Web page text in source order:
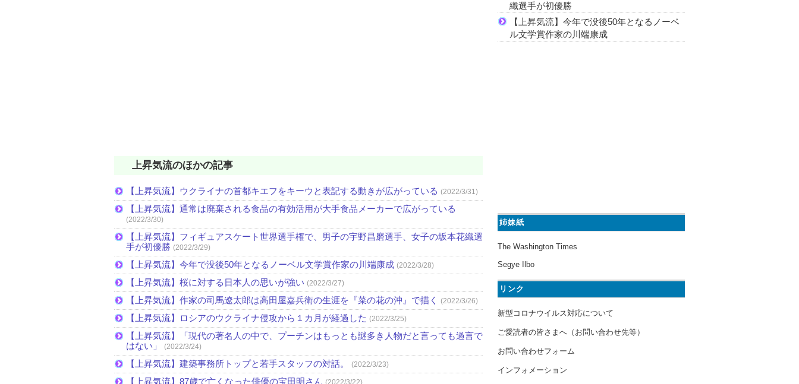
上昇気流のほかの記事
【上昇気流】ウクライナの首都キエフをキーウと表記する動きが広がっている (2022/3/31)
【上昇気流】通常は廃棄される食品の有効活用が大手食品メーカーで広がっている
(2022/3/30)
【上昇気流】フィギュアスケート世界選手権で、男子の宇野昌磨選手、女子の坂本花織選
手が初優勝 (2022/3/29)
【上昇気流】今年で没後50年となるノーベル文学賞作家の川端康成 (2022/3/28)
【上昇気流】桜に対する日本人の思いが強い (2022/3/27)
【上昇気流】作家の司馬遼太郎は高田屋嘉兵衛の生涯を『菜の花の沖』で描く (2022/3/26)
【上昇気流】ロシアのウクライナ侵攻から１カ月が経過した (2022/3/25)
【上昇気流】「現代の著名人の中で、プーチンはもっとも謎多き人物だと言っても過言で
はない」
(2022/3/24)
【上昇気流】建築事務所トップと若手スタッフの対話。 (2022/3/23)
【上昇気流】87歳で亡くなった俳優の宝田明さん (2022/3/22)
織選手が初優勝
【上昇気流】今年で没後50年となるノーベ
ル文学賞作家の川端康成
姉妹紙
The Washington Times
Segye Ilbo
リンク
新型コロナウイルス対応について
ご愛読者の皆さまへ（お問い合わせ先等）
お問い合わせフォーム
インフォメーション